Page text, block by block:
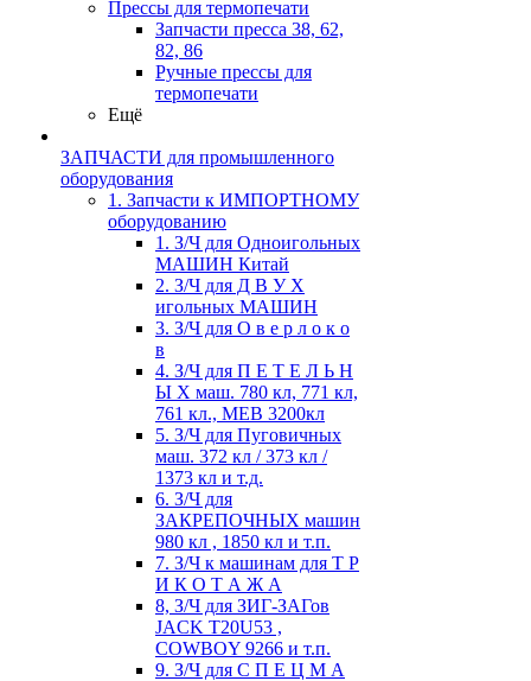
Прессы для термопечати
Запчасти пресса 38, 62,
82, 86
Ручные прессы для
термопечати
Ещё
ЗАПЧАСТИ для промышленного
оборудования
1. Запчасти к ИМПОРТНОМУ
оборудованию
1. З/Ч для Одноигольных
МАШИН Китай
2. З/Ч для Д В У Х
игольных МАШИН
3. З/Ч для О в е р л о к о
в
4. З/Ч для П Е Т Е Л Ь Н
Ы Х маш. 780 кл, 771 кл,
761 кл., MEB 3200кл
5. З/Ч для Пуговичных
маш. 372 кл / 373 кл /
1373 кл и т.д.
6. З/Ч для
ЗАКРЕПОЧНЫХ машин
980 кл , 1850 кл и т.п.
7. З/Ч к машинам для Т Р
И К О Т А Ж А
8, З/Ч для ЗИГ-ЗАГов
JACK Т20U53 ,
COWBOY 9266 и т.п.
9. З/Ч для С П Е Ц М А